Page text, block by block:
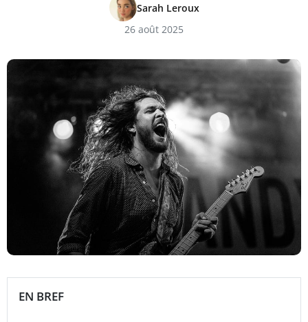
Sarah Leroux
26 août 2025
EN BREF